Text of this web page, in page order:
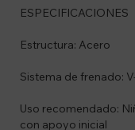
ESPECIFICACIONES
Estructura: Acero
Sistema de frenado:
Uso recomendado:
con apoyo inicial